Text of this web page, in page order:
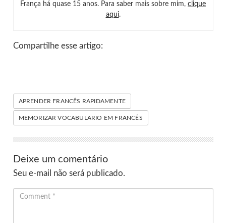
França há quase 15 anos. Para saber mais sobre mim, clique
aqui.
Compartilhe esse artigo:
APRENDER FRANCÊS RAPIDAMENTE
MEMORIZAR VOCABULARIO EM FRANCÊS
Deixe um comentário
Seu e-mail não será publicado.